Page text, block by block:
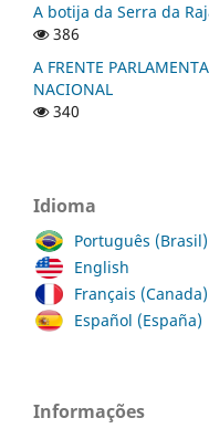
A botija da Serra da
386
A FRENTE
NACIONAL
340
Idioma
Português (Brasil)
English
Français (Canada)
Español (España)
Informações